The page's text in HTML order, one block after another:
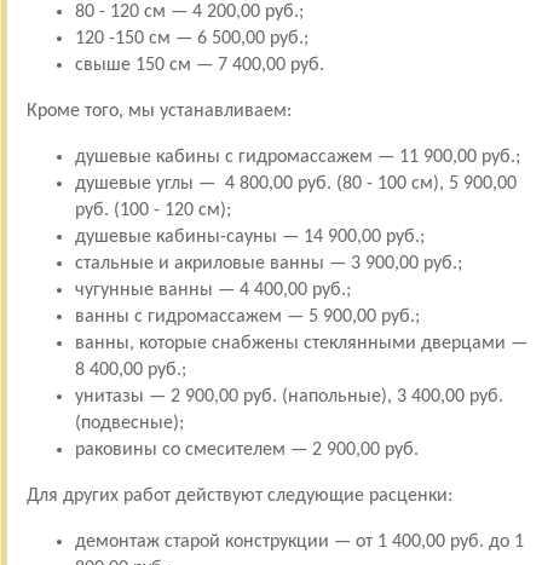
80 - 120 см — 4 200,00 руб.;
120 -150 см — 6 500,00 руб.;
свыше 150 см — 7 400,00 руб.
Кроме того, мы устанавливаем:
душевые кабины с гидромассажем — 11 900,00 руб.;
душевые углы — 4 800,00 руб. (80 - 100 см), 5 900,00
руб. (100 - 120 см);
душевые кабины-сауны — 14 900,00 руб.;
стальные и акриловые ванны — 3 900,00 руб.;
чугунные ванны — 4 400,00 руб.;
ванны с гидромассажем — 5 900,00 руб.;
ванны, которые снабжены стеклянными дверцами —
8 400,00 руб.;
унитазы — 2 900,00 руб. (напольные), 3 400,00 руб.
(подвесные);
раковины со смесителем — 2 900,00 руб.
Для других работ действуют следующие расценки:
демонтаж старой конструкции — от 1 400,00 руб. до 1